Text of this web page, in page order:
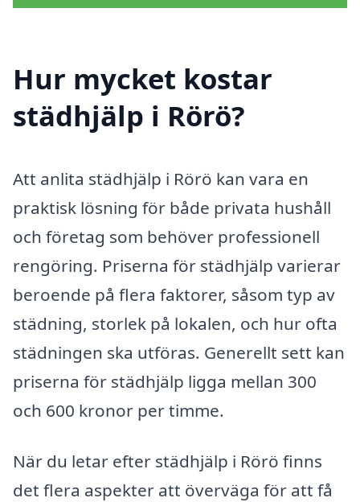
Hur mycket kostar
städhjälp i Rörö?
Att anlita städhjälp i Rörö kan vara en
praktisk lösning för både privata hushåll
och företag som behöver professionell
rengöring. Priserna för städhjälp varierar
beroende på flera faktorer, såsom typ av
städning, storlek på lokalen, och hur ofta
städningen ska utföras. Generellt sett kan
priserna för städhjälp ligga mellan 300
och 600 kronor per timme.
När du letar efter städhjälp i Rörö finns
det flera aspekter att överväga för att få